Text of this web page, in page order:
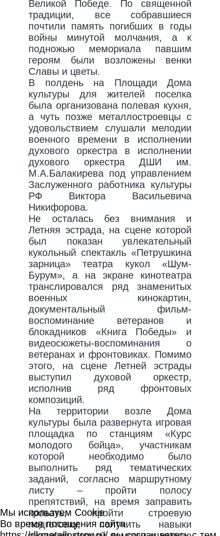
Великой Победе. По священной
традиции, все собравшиеся
почтили память погибших в годы
войны минутой молчания, а к
подножью мемориала павшим
героям были возложены венки
Славы и цветы.
В полдень на Площади Дома
культуры для жителей поселка
была организована полевая кухня,
а чуть позже металлостроевцы с
удовольствием слушали мелодии
военного времени в исполнении
духового оркестра в исполнении
духового оркестра ДШИ им.
М.А.Балакирева под управлением
Заслуженного работника культуры
РФ Виктора Васильевича
Никифорова.
Не осталась без внимания и
Летняя эстрада, на сцене которой
был показан увлекательный
кукольный спектакль «Петрушкина
зарница» театра кукол «Шум-
Бурум», а на экране кинотеатра
транслировался ряд знаменитых
военных кинокартин,
документальный фильм-
воспоминание ветеранов и
блокадников «Книга Победы» и
видеосюжеты-воспоминания о
ветеранах и фронтовиках. Помимо
этого, на сцене Летней эстрады
выступил духовой оркестр,
исполнив ряд фронтовых
композиций.
На территории возле Дома
культуры была развернута игровая
площадка по станциям «Курс
молодого бойца», участникам
которой необходимо было
выполнить ряд тематических
заданий, согласно маршрутному
листу – пройти полосу
препятствий, на время заправить
кровать, пройти строевую
подготовку, получить навыки
Мы используем Cookie
Во время посещения сайта